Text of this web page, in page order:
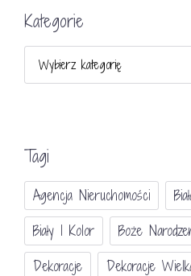
Kategorie
Tagi
Agencja Nieruchomości
Biały I Kolor
Boże
Dekoracje
Dekoracje